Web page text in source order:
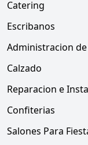
Catering
Escribanos
Administracion
Calzado
Reparacion e
Confiterias
Salones Para